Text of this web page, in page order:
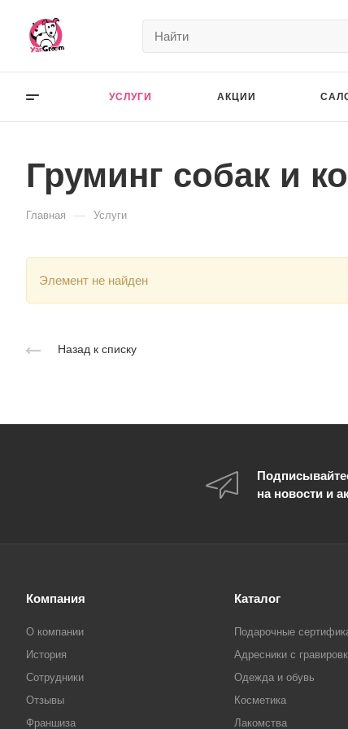
УСЛУГИ АКЦИИ
Груминг собак и
Главная — Услуги
Элемент не найден
Назад к списку
на новости и
Компания
О компании
История
Сотрудники
Отзывы
Франшиза
Каталог
Подарочные
Адресники с
Одежда и обувь
Косметика
Лакомства